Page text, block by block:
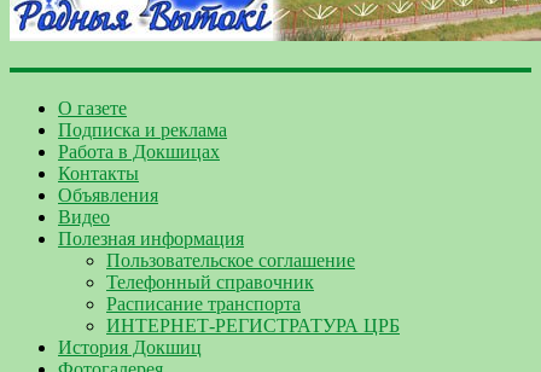
О газете
Подписка и реклама
Работа в Докшицах
Контакты
Объявления
Видео
Полезная информация
Пользовательское соглашение
Телефонный справочник
Расписание транспорта
ИНТЕРНЕТ-РЕГИСТРАТУРА ЦРБ
История Докшиц